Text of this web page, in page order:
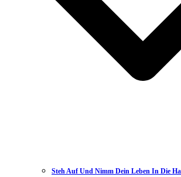
Steh Auf Und Nimm Dein Leben In Die